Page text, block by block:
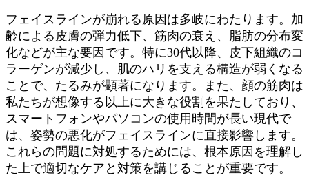
フェイスラインが崩れる原因は多岐にわたります。加
齢による皮膚の弾力低下、筋肉の衰え、脂肪の分布変
化などが主な要因です。特に30代以降、皮下組織のコ
ラーゲンが減少し、肌のハリを支える構造が弱くなる
ことで、たるみが顕著になります。また、顔の筋肉は
私たちが想像する以上に大きな役割を果たしており、
スマートフォンやパソコンの使用時間が長い現代で
は、姿勢の悪化がフェイスラインに直接影響します。
これらの問題に対処するためには、根本原因を理解し
た上で適切なケアと対策を講じることが重要です。